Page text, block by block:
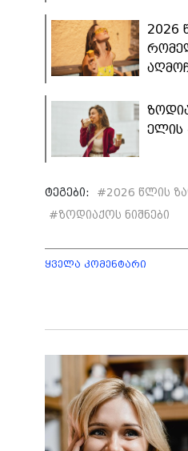
2026
ელის
ტეგები: #2026 წლის
#ზოდიაქოს ნიშნები
ყველა კომენტარი